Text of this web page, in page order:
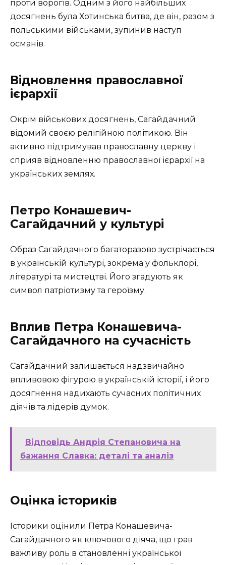
проти ворогів. Одним з його найбільших
досягнень була Хотинська битва, де він, разом з
польськими військами, зупинив наступ
османів.
Відновлення православної
ієрархії
Окрім військових досягнень, Сагайдачний
відомий своєю релігійною політикою. Він
активно підтримував православну церкву і
сприяв відновленню православної ієрархії на
українських землях.
Петро Конашевич-
Сагайдачний у культурі
Образ Сагайдачного багаторазово зустрічається
в українській культурі, зокрема у фольклорі,
літературі та мистецтві. Його згадують як
символ патріотизму та героїзму.
Вплив Петра Конашевича-
Сагайдачного на сучасність
Сагайдачний залишається надзвичайно
впливовою фігурою в українській історії, і його
досягнення надихають сучасних політичних
діячів та лідерів думок.
Відповідь Андрія Степановича на
бажання Славка: деталі та аналіз
Оцінка істориків
Історики оцінили Петра Конашевича-
Сагайдачного як ключового діяча, що грав
важливу роль в становленні української